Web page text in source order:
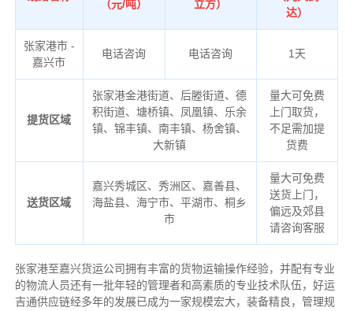
（元/吨）
立方）
达）
张家港市 -
嘉兴市
电话咨询 电话咨询 1天
提货区域
张家港金港街道、后塍街道、德
积街道、塘桥镇、凤凰镇、乐余
镇、锦丰镇、南丰镇、杨舍镇、
大新镇
量大可免费
上门取货，
不足需加提
货费
送货区域
嘉兴秀城区、秀洲区、嘉善县、
海盐县、海宁市、平湖市、桐乡
市
量大可免费
送货上门，
偏远及郊县
请咨询客服
张家港至嘉兴货运公司拥有丰富的货物运输操作经验，并配有专业
的物流人员还有一批年轻的管理者和高素质的专业技术队伍，好运
吉通供应链经多年的发展已成为一家规模宏大，装备精良，管理规